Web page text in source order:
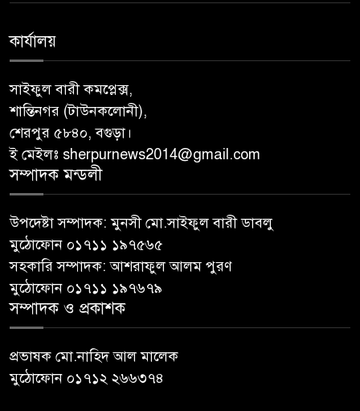
কার্যালয়
সাইফুল বারী কমপ্লেক্স,
শান্তিনগর (টাউনকলোনী),
শেরপুর ৫৮৪০, বগুড়া।
ই মেইলঃ sherpurnews2014@gmail.com
সম্পাদক মন্ডলী
উপদেষ্টা সম্পাদক: মুনসী মো.সাইফুল বারী ডাবলু
মুঠোফোন ০১৭১১ ১৯৭৫৬৫
সহকারি সম্পাদক: আশরাফুল আলম পুরণ
মুঠোফোন ০১৭১১ ১৯৭৬৭৯
সম্পাদক ও প্রকাশক
প্রভাষক মো.নাহিদ আল মালেক
মুঠোফোন ০১৭১২ ২৬৬৩৭৪